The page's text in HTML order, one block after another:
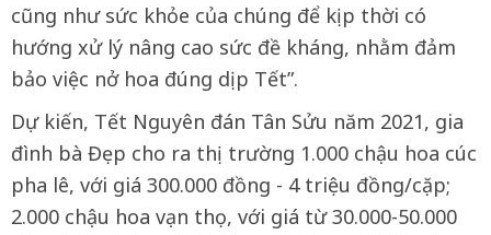
cũng như sức khỏe của chúng để kịp thời có
hướng xử lý nâng cao sức đề kháng, nhằm đảm
bảo việc nở hoa đúng dịp Tết”.
Dự kiến, Tết Nguyên đán Tân Sửu năm 2021, gia
đình bà Đẹp cho ra thị trường 1.000 chậu hoa cúc
pha lê, với giá 300.000 đồng - 4 triệu đồng/cặp;
2.000 chậu hoa vạn thọ, với giá từ 30.000-50.000